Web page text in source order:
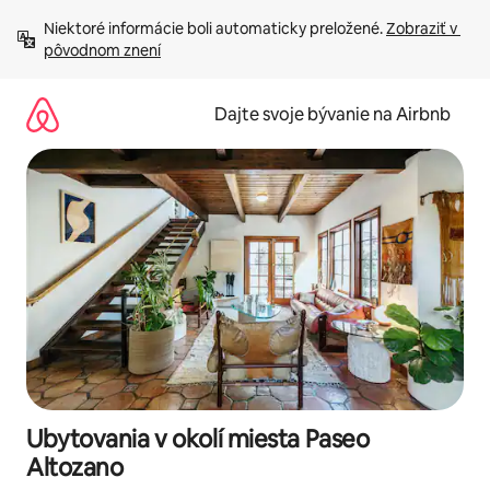
obsah.
Niektoré informácie boli automaticky preložené. Zobraziť v
pôvodnom znení
Dajte svoje bývanie na Airbnb
Ubytovania v okolí miesta Paseo
Altozano